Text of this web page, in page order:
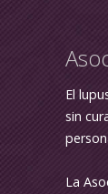
El
sin
La